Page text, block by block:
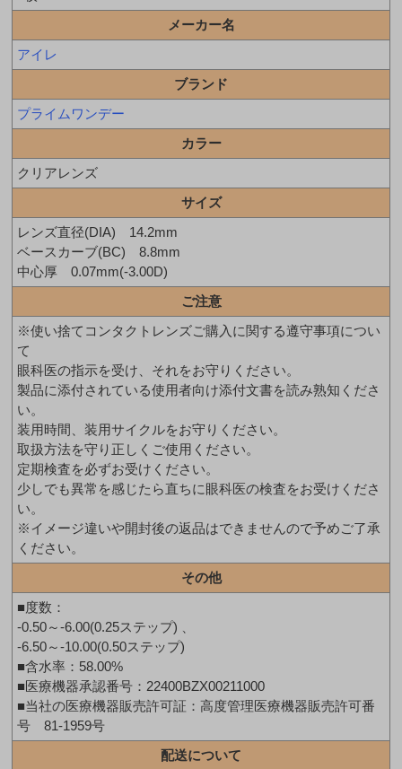
メーカー名
アイレ
ブランド
プライムワンデー
カラー
クリアレンズ
サイズ
レンズ直径(DIA) 14.2mm
ベースカーブ(BC) 8.8mm
中心厚 0.07mm(-3.00D)
ご注意
※使い捨てコンタクトレンズご購入に関する遵守事項につい
て
眼科医の指示を受け、それをお守りください。
製品に添付されている使用者向け添付文書を読み熟知くださ
い。
装用時間、装用サイクルをお守りください。
取扱方法を守り正しくご使用ください。
定期検査を必ずお受けください。
少しでも異常を感じたら直ちに眼科医の検査をお受けくださ
い。
※イメージ違いや開封後の返品はできませんので予めご了承
ください。
その他
■度数：
-0.50～-6.00(0.25ステップ) 、
-6.50～-10.00(0.50ステップ)
■含水率：58.00%
■医療機器承認番号：22400BZX00211000
■当社の医療機器販売許可証：高度管理医療機器販売許可番
号 81-1959号
配送について